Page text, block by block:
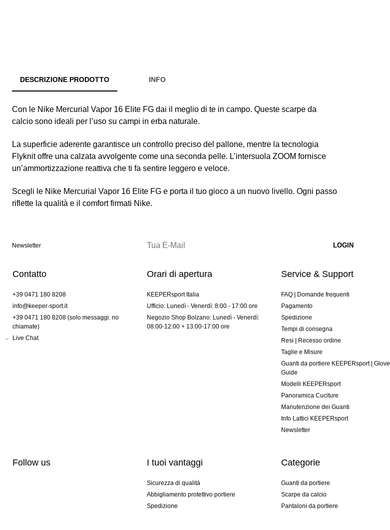
DESCRIZIONE PRODOTTO INFO
Con le Nike Mercurial Vapor 16 Elite FG dai il meglio di te in campo. Queste scarpe da
calcio sono ideali per l’uso su campi in erba naturale.
La superficie aderente garantisce un controllo preciso del pallone, mentre la tecnologia
Flyknit offre una calzata avvolgente come una seconda pelle. L’intersuola ZOOM fornisce
un’ammortizzazione reattiva che ti fa sentire leggero e veloce.
Scegli le Nike Mercurial Vapor 16 Elite FG e porta il tuo gioco a un nuovo livello. Ogni passo
riflette la qualità e il comfort firmati Nike.
Newsletter
Contatto
+39 0471 180 8208
info@keeper-sport.it
+39 0471 180 8208 (solo messaggi. no
chiamate)
Live Chat
Orari di apertura
KEEPERsport Italia
Ufficio: Lunedì - Venerdì: 8:00 - 17:00 ore
Negozio Shop Bolzano: Lunedì - Venerdì:
08:00-12:00 + 13:00-17:00 ore
Service & Support
FAQ | Domande frequenti
Pagamento
Spedizione
Tempi di consegna
Resi | Recesso ordine
Taglie e Misure
Guanti da portiere KEEPERsport | Glove
Guide
Modelli KEEPERsport
Panoramica Cuciture
Manutenzione dei Guanti
Info Lattici KEEPERsport
Newsletter
Follow us I tuoi vantaggi
Sicurezza di qualitá
Abbigliamento protettivo portiere
Spedizione
Categorie
Guanti da portiere
Scarpe da calcio
Pantaloni da portiere